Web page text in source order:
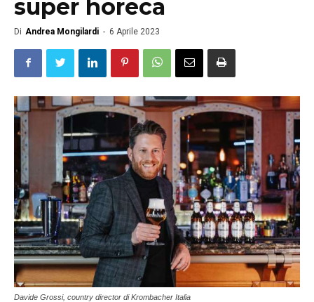
super horeca
Di Andrea Mongilardi - 6 Aprile 2023
Davide Grossi, country director di Krombacher Italia